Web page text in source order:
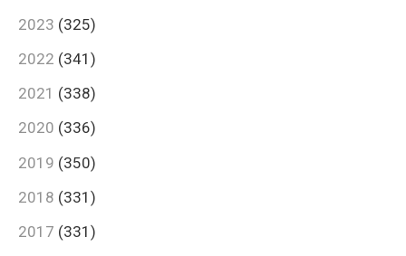
2023 (325)
2022 (341)
2021 (338)
2020 (336)
2019 (350)
2018 (331)
2017 (331)